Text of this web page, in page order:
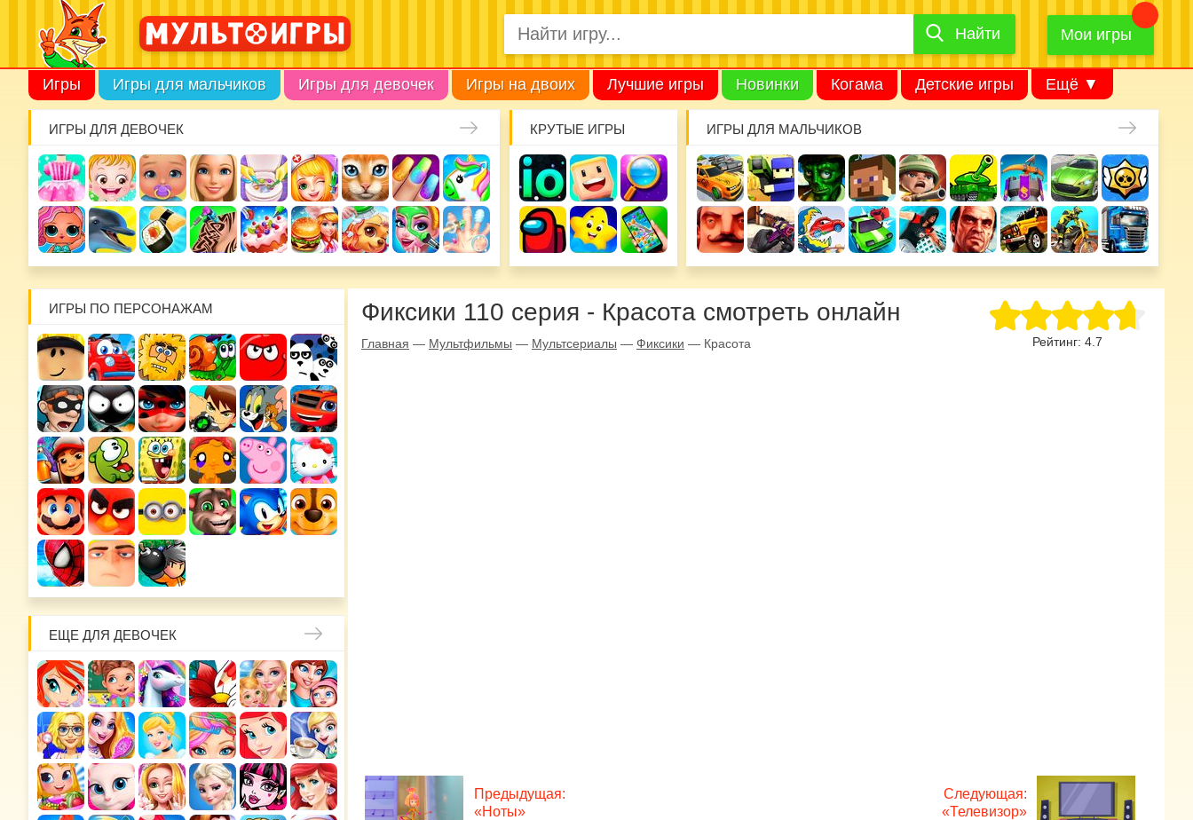
Найти
Найти Мои игры
Игры Игры для мальчиков Игры для девочек Игры на двоих Лучшие игры Новинки Когама Детские игры Ещё ▼
ИГРЫ ДЛЯ ДЕВОЧЕК КРУТЫЕ ИГРЫ ИГРЫ ДЛЯ МАЛЬЧИКОВ
ИГРЫ ПО ПЕРСОНАЖАМ
ЕЩЕ ДЛЯ ДЕВОЧЕК
Рейтинг: 4.7
Фиксики 110 серия - Красота смотреть онлайн
Главная — Мультфильмы — Мультсериалы — Фиксики — Красота
Предыдущая:
«Ноты»
Следующая:
«Телевизор»